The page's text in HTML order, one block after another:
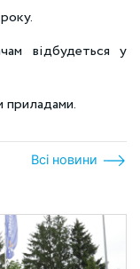
відбудеться у
приладами.
Всі новини